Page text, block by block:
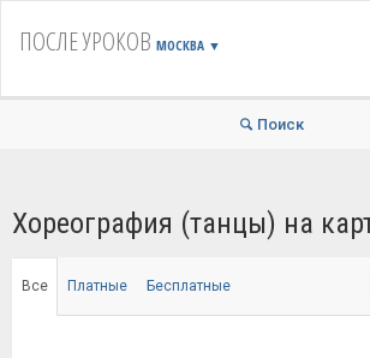
ПОСЛЕ УРОКОВ МОСКВА ▼
Поиск
Хореография (танцы) на
Все Платные Бесплатные